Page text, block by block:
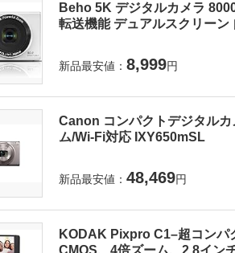
Beho 5K デジタルカメラ
転送機能 デュアルスクリーン
新品最安値： 8,999円
Canon コンパクトデジタル
ム/Wi-Fi対応 IXY650mSL
新品最安値： 48,469円
KODAK Pixpro C1–超コンパ